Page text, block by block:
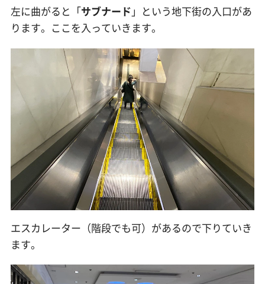
左に曲がると「サブナード 」という地下街の入口があ
ります。ここを入っていきます。
エスカレーター（階段でも可）があるので下りていき
ます。